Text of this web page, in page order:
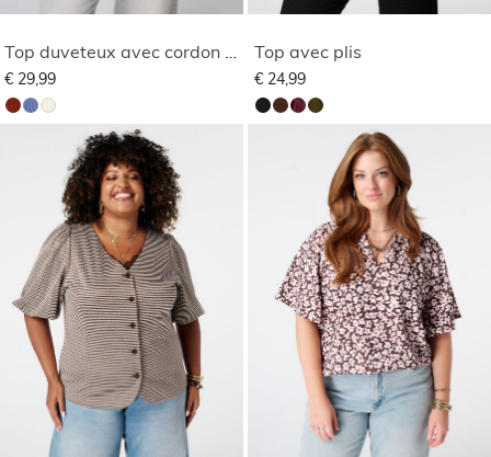
€ 29,99
Top avec plis
€ 24,99